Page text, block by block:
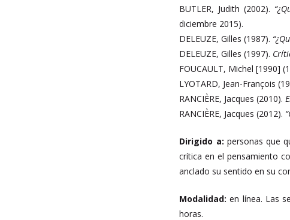
BUTLER, Judith (2002).
diciembre 2015).
DELEUZE, Gilles (1987).
DELEUZE, Gilles (1997).
FOUCAULT, Michel [1990]
LYOTARD, Jean-François
RANCIÈRE, Jacques (2010).
RANCIÈRE, Jacques (2012).
Dirigido a: personas que
crítica en el pensamiento
anclado su sentido en su
Modalidad: en línea. Las
horas.